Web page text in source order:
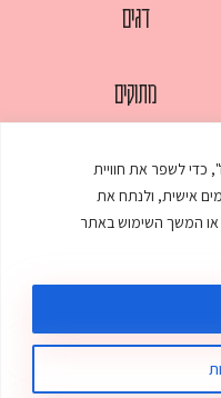
כדי לשפר את חוויית
אישית, ולנתח את
המשך השימוש באתר
דגים
מתוקים
עוגות
עוף
ובניית אתר